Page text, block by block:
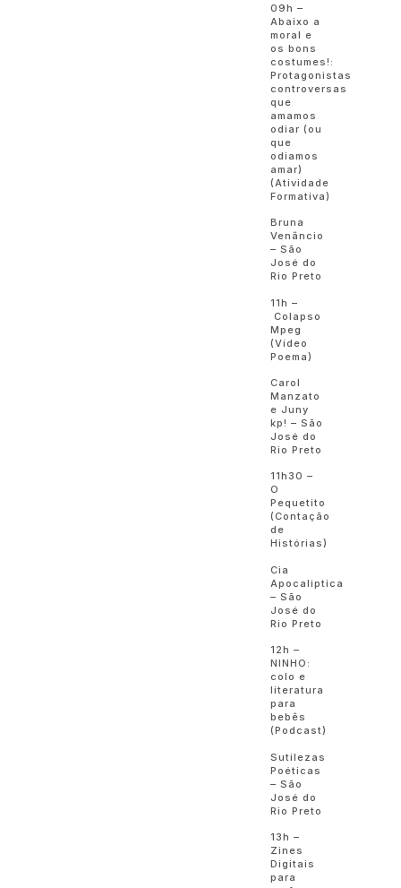
09h –
Abaixo a
moral e
os bons
costumes!:
Protagonistas
controversas
que
amamos
odiar (ou
que
odiamos
amar)
(Atividade
Formativa)
Bruna
Venâncio
– São
José do
Rio Preto
11h –
Colapso
Mpeg
(Vídeo
Poema)
Carol
Manzato
e Juny
kp! – São
José do
Rio Preto
11h30 –
O
Pequetito
(Contação
de
Histórias)
Cia
Apocaliptica
– São
José do
Rio Preto
12h –
NINHO:
colo e
literatura
para
bebês
(Podcast)
Sutilezas
Poéticas
– São
José do
Rio Preto
13h –
Zines
Digitais
para